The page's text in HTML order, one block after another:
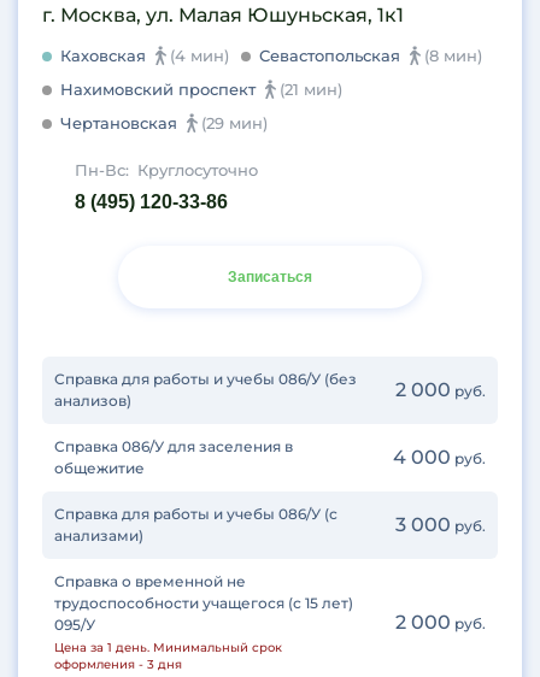
г. Москва, ул. Малая Юшуньская, 1к1
Каховская (4 мин) Севастопольская
(8 мин)
Нахимовский проспект
(21 мин)
Чертановская
(29 мин)
Пн-Вс: Круглосуточно
8 (495) 120-33-86
Записаться
Справка для работы и учебы 086/У (без
анализов)
2 000 руб.
Справка 086/У для заселения в
общежитие
4 000 руб.
Справка для работы и учебы 086/У (с
анализами)
3 000 руб.
Справка о временной не
трудоспособности учащегося (с 15 лет)
095/У
Цена за 1 день. Минимальный срок
оформления - 3 дня
2 000 руб.